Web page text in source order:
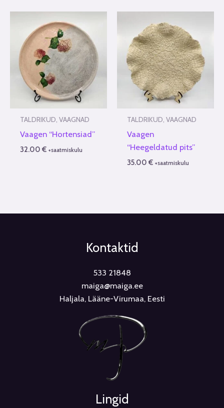
TALDRIKUD, VAAGNAD
Vaagen “Hortensiad”
32.00€ +saatmiskulu
TALDRIKUD, VAAGNAD
Vaagen
“Heegeldatud pits”
35.00€ +saatmiskulu
Kontaktid
533 21848
maiga@maiga.ee
Haljala, Lääne-Virumaa, Eesti
Lingid